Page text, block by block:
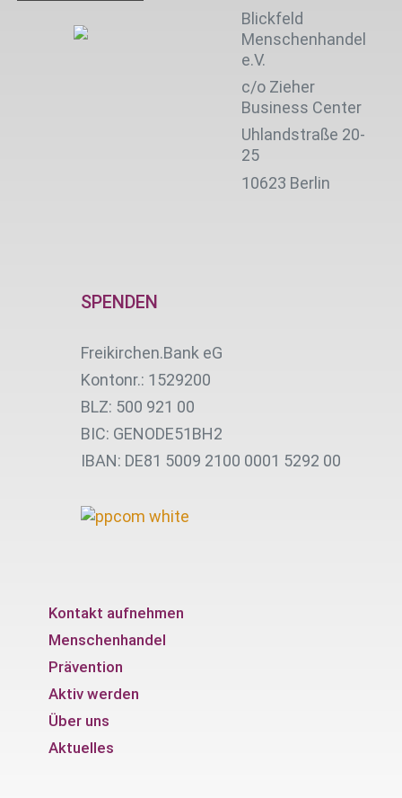
Blickfeld
Menschenhandel
e.V.
c/o Zieher
Business Center
Uhlandstraße 20-
25
10623 Berlin
SPENDEN
Freikirchen.Bank eG
Kontonr.: 1529200
BLZ: 500 921 00
BIC: GENODE51BH2
IBAN: DE81 5009 2100 0001 5292 00
Kontakt aufnehmen
Menschenhandel
Prävention
Aktiv werden
Über uns
Aktuelles